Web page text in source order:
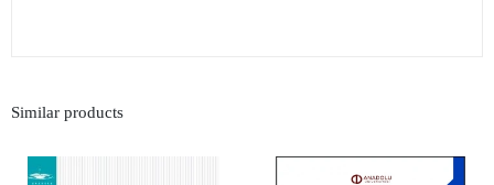
Similar products